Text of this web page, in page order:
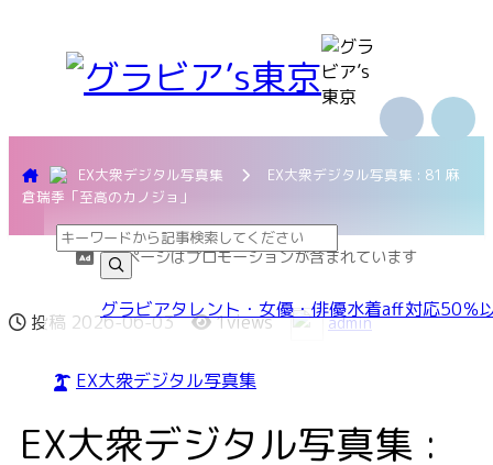
グラビアタレント・女優・俳優水着aff対応50％
EX大衆デジタル写真集
EX大衆デジタル写真集 : 81 麻
倉瑞季「至高のカノジョ」
本ページはプロモーションが含まれています
投稿 2026-06-03 1views admin
EX大衆デジタル写真集
EX大衆デジタル写真集 :